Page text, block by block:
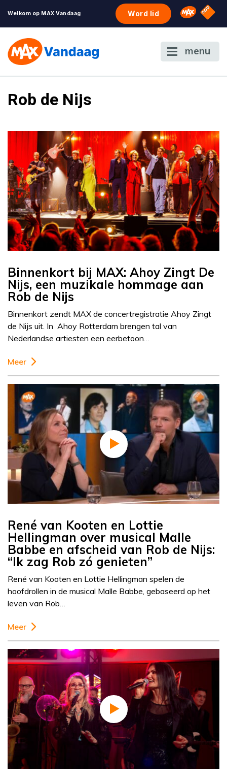
Welkom op MAX Vandaag Word lid Omroep
NPO
menu
Rob de Nijs
Binnenkort bij MAX: Ahoy Zingt De
Nijs, een muzikale hommage aan
Rob de Nijs
Binnenkort zendt MAX de concertregistratie Ahoy Zingt
de Nijs uit. In Ahoy Rotterdam brengen tal van
Nederlandse artiesten een eerbetoon…
Meer
René van Kooten en Lottie
Hellingman over musical Malle
Babbe en afscheid van Rob de Nijs:
“Ik zag Rob zó genieten”
René van Kooten en Lottie Hellingman spelen de
hoofdrollen in de musical Malle Babbe, gebaseerd op het
leven van Rob…
Meer